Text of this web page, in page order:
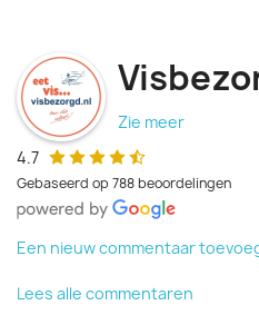
Zie meer
4.7
Gebaseerd op 788 beoordelingen
Een nieuw commentaar
Lees alle commentaren